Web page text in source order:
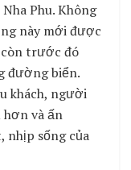
Phu. Không
này mới được
còn trước đó
đường biển.
khách, người
và ấn
sống của